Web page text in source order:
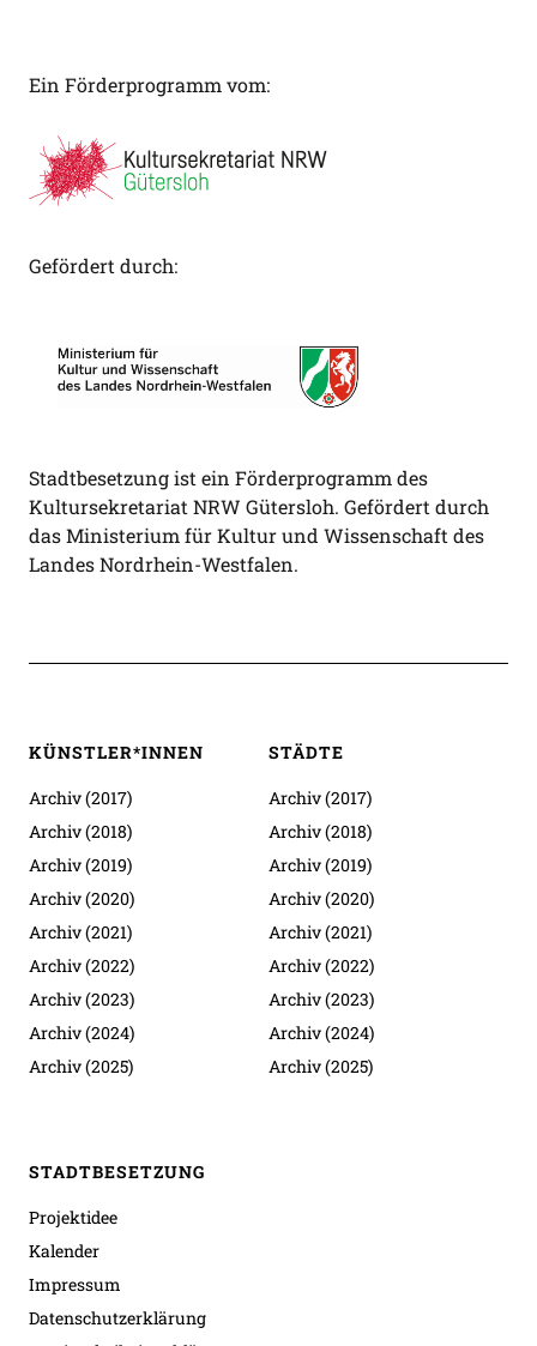
Ein Förderprogramm vom:
Gefördert durch:
Stadtbesetzung ist ein Förderprogramm des
Kultursekretariat NRW Gütersloh. Gefördert durch
das Ministerium für Kultur und Wissenschaft des
Landes Nordrhein-Westfalen.
KÜNSTLER*INNEN
Archiv (2017)
Archiv (2018)
Archiv (2019)
Archiv (2020)
Archiv (2021)
Archiv (2022)
Archiv (2023)
Archiv (2024)
Archiv (2025)
STÄDTE
Archiv (2017)
Archiv (2018)
Archiv (2019)
Archiv (2020)
Archiv (2021)
Archiv (2022)
Archiv (2023)
Archiv (2024)
Archiv (2025)
STADTBESETZUNG
Projektidee
Kalender
Impressum
Datenschutzerklärung